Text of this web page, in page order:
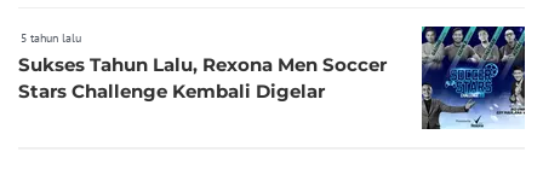
5 tahun lalu
Sukses Tahun Lalu, Rexona Men Soccer
Stars Challenge Kembali Digelar